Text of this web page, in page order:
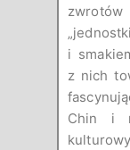
i
z nich
Chin i
kulturowy